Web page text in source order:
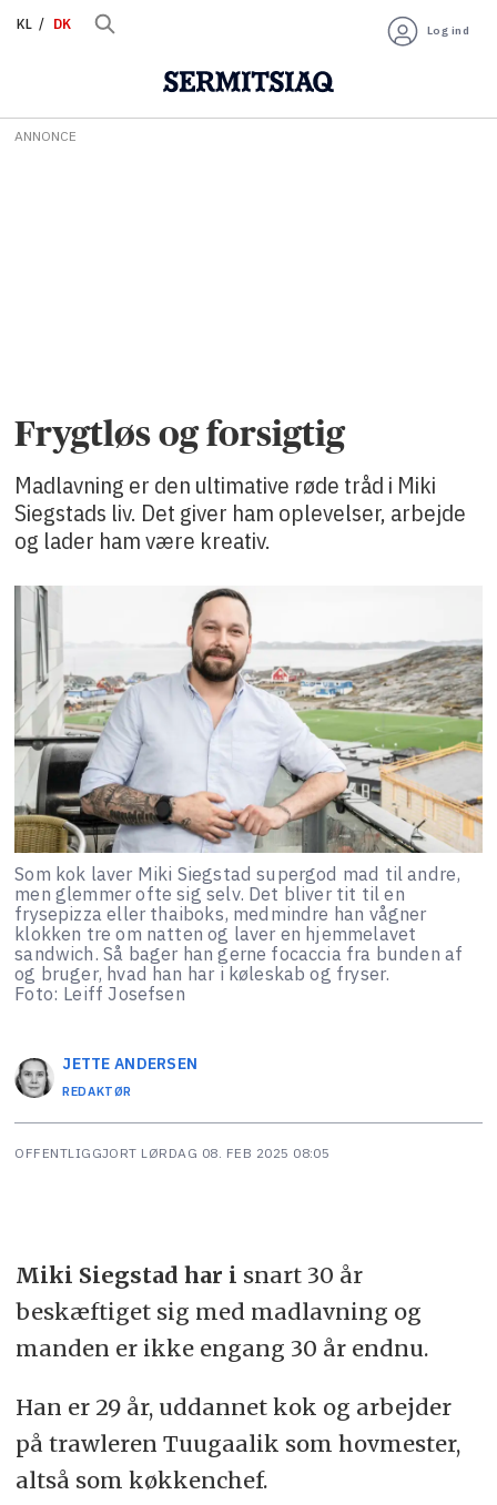
KL DK Log ind
ANNONCE
Frygtløs og forsigtig
Madlavning er den ultimative røde tråd i Miki
Siegstads liv. Det giver ham oplevelser, arbejde
og lader ham være kreativ.
Som kok laver Miki Siegstad supergod mad til andre,
men glemmer ofte sig selv. Det bliver tit til en
frysepizza eller thaiboks, medmindre han vågner
klokken tre om natten og laver en hjemmelavet
sandwich. Så bager han gerne focaccia fra bunden af
og bruger, hvad han har i køleskab og fryser.
Foto: Leiff Josefsen
JETTE ANDERSEN
REDAKTØR
OFFENTLIGGJORT LØRDAG 08. FEB 2025 08:05
Miki Siegstad har i snart 30 år
beskæftiget sig med madlavning og
manden er ikke engang 30 år endnu.
Han er 29 år, uddannet kok og arbejder
på trawleren Tuugaalik som hovmester,
altså som køkkenchef.